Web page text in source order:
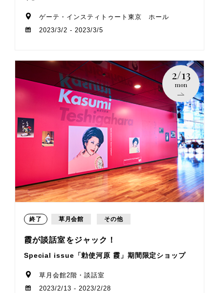
ゲーテ・インスティトゥート東京 ホール
2023/3/2 - 2023/3/5
2/13
mon
終了 草月会館 その他
霞が談話室をジャック！
Special issue「勅使河原 霞」期間限定ショップ
草月会館2階・談話室
2023/2/13 - 2023/2/28